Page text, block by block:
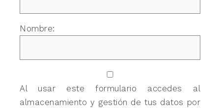
Nombre:
Al usar este formulario accedes al
almacenamiento y gestión de tus datos por